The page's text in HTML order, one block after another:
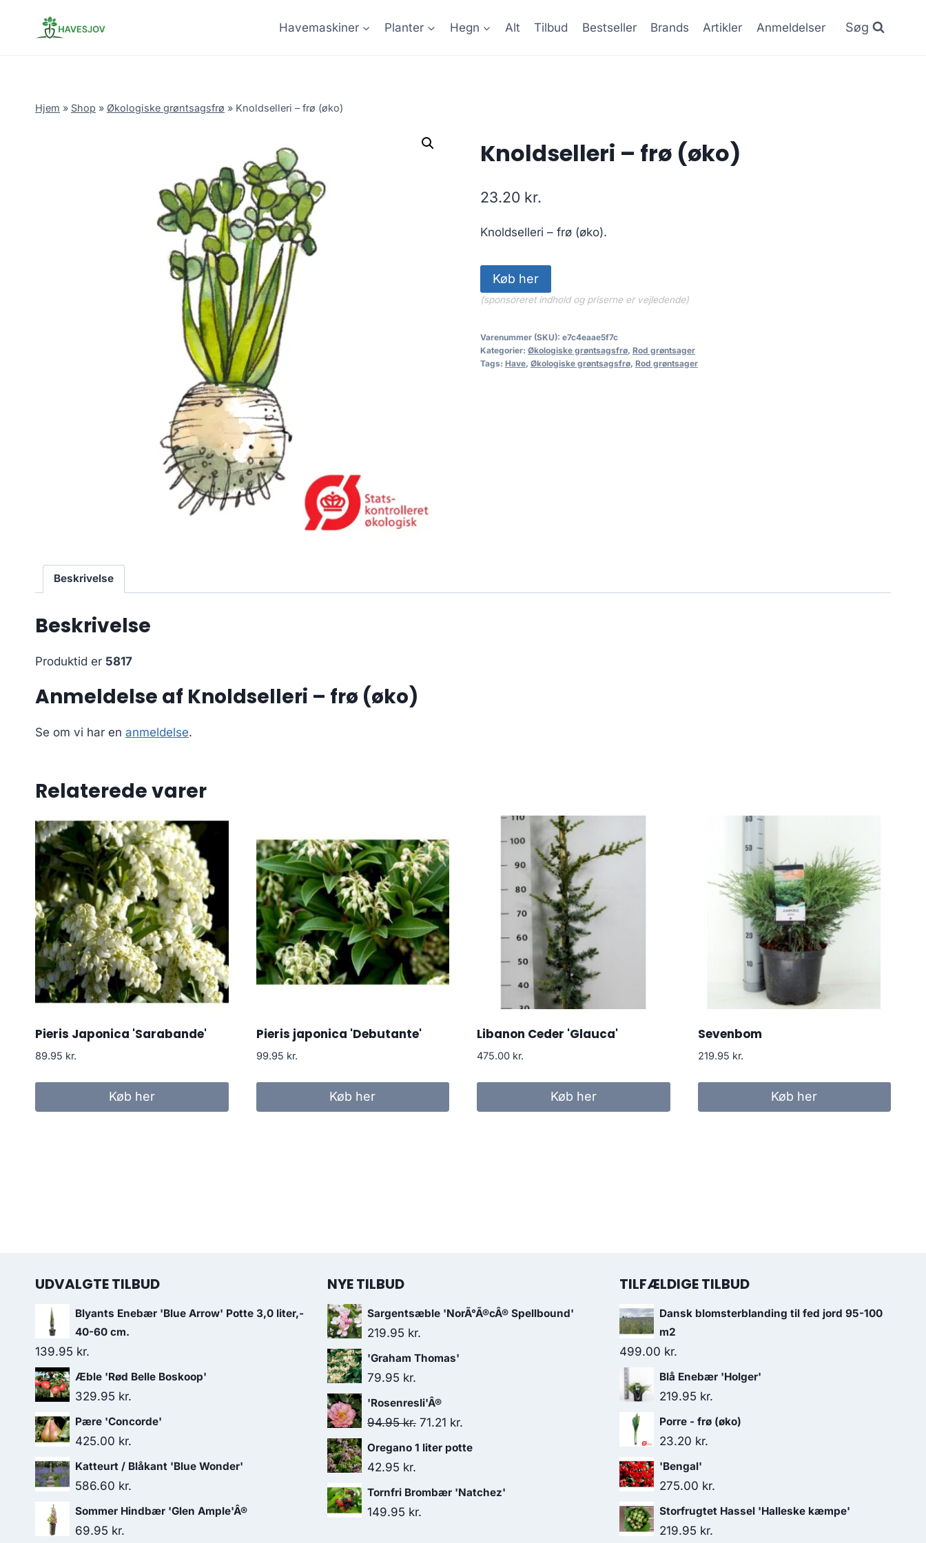
Havemaskiner Planter Hegn Alt Tilbud Bestseller Brands Artikler Anmeldelser Søg
Hjem » Shop » Økologiske grøntsagsfrø » Knoldselleri – frø (øko)
Knoldselleri – frø (øko)
23.20 kr.
Knoldselleri – frø (øko).
Køb her
(sponsoreret indhold og priserne er vejledende)
Varenummer (SKU): e7c4eaae5f7c
Kategorier: Økologiske grøntsagsfrø, Rod grøntsager
Tags: Have, Økologiske grøntsagsfrø, Rod grøntsager
Beskrivelse
Beskrivelse
Produktid er 5817
Anmeldelse af Knoldselleri – frø (øko)
Se om vi har en anmeldelse.
Relaterede varer
Pieris Japonica 'Sarabande'
89.95 kr.
Køb her
Pieris japonica 'Debutante'
99.95 kr.
Køb her
Libanon Ceder 'Glauca'
475.00 kr.
Køb her
Sevenbom
219.95 kr.
Køb her
UDVALGTE TILBUD
Blyants Enebær 'Blue Arrow' Potte 3,0 liter,-
40-60 cm.
139.95 kr.
Æble 'Rød Belle Boskoop'
329.95 kr.
Pære 'Concorde'
425.00 kr.
Katteurt / Blåkant 'Blue Wonder'
586.60 kr.
Sommer Hindbær 'Glen Ample'Â®
69.95 kr.
NYE TILBUD
Sargentsæble 'NorÃ°Ã®cÂ® Spellbound'
219.95 kr.
'Graham Thomas'
79.95 kr.
'Rosenresli'Â®
94.95kr. Den
oprindelige
71.21 kr.
aktuelle
Oregano 1 liter potte
42.95 kr.
Tornfri Brombær 'Natchez'
149.95 kr.
TILFÆLDIGE TILBUD
Dansk blomsterblanding til fed jord 95-100
m2
499.00 kr.
Blå Enebær 'Holger'
219.95 kr.
Porre - frø (øko)
23.20 kr.
'Bengal'
275.00 kr.
Storfrugtet Hassel 'Halleske kæmpe'
219.95 kr.